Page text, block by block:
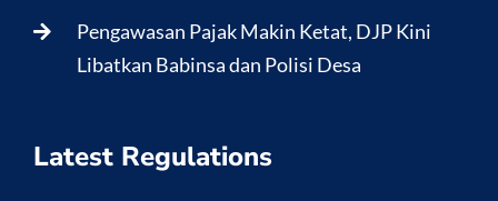
Pengawasan Pajak Makin Ketat, DJP Kini
Libatkan Babinsa dan Polisi Desa
Latest Regulations